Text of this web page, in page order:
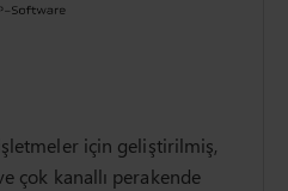
için geliştirilmiş,
çok kanallı perakende